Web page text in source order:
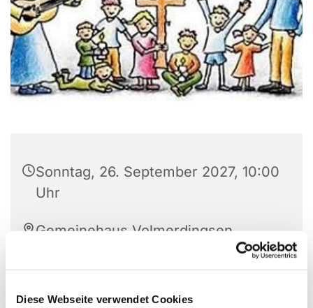
Diese Webseite verwendet Cookies
Sonntag, 26. September 2027, 10:00
Uhr
Gemeinehaus Volmerdingsen,
Pfarrer-Brünger-Strasse 1, 32549
Bad Oeynhausen